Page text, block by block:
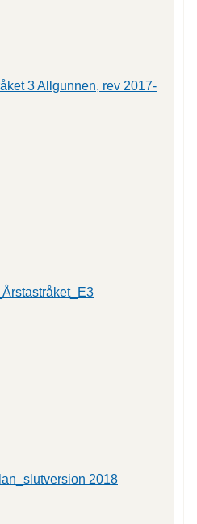
3 Allgunnen, rev 2017-
2018